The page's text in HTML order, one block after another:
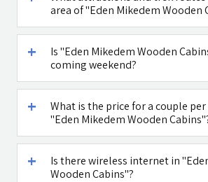
area of "Eden Mikedem Wooden
Is "Eden Mikedem Wooden
coming weekend?
What is the price for a couple
"Eden Mikedem Wooden
Is there wireless internet in
Wooden Cabins"?